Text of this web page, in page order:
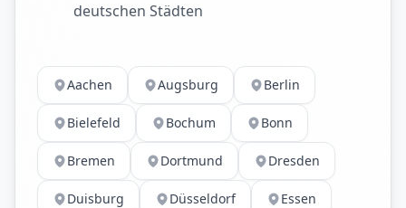
deutschen Städten
Aachen Augsburg Berlin
Bielefeld Bochum Bonn
Bremen Dortmund Dresden
Duisburg Düsseldorf Essen